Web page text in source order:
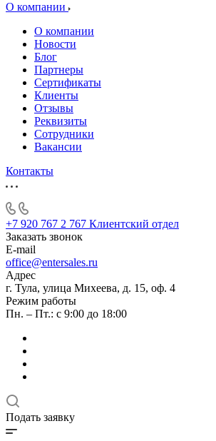
О компании
О компании
Новости
Блог
Партнеры
Сертификаты
Клиенты
Отзывы
Реквизиты
Сотрудники
Вакансии
Контакты
+7 920 767 2 767 Клиентский отдел
Заказать звонок
E-mail
office@entersales.ru
Адрес
г. Тула, улица Михеева, д. 15, оф. 4
Режим работы
Пн. – Пт.: с 9:00 до 18:00
Подать заявку